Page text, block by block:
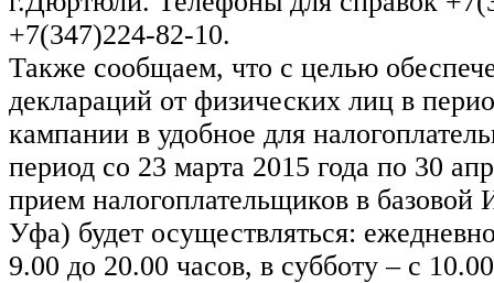
+7(347)224-82-10.
Также сообщаем, что с целью
деклараций от физических лиц в
кампании в удобное для
период со 23 марта 2015 года по 30
прием налогоплательщиков в базовой
Уфа) будет осуществляться:
9.00 до 20.00 часов, в субботу – с